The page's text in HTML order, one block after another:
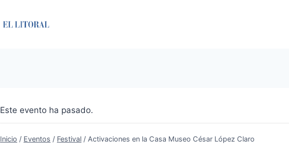
Este evento ha pasado.
Inicio / Eventos / Festival / Activaciones en la Casa Museo César López Claro